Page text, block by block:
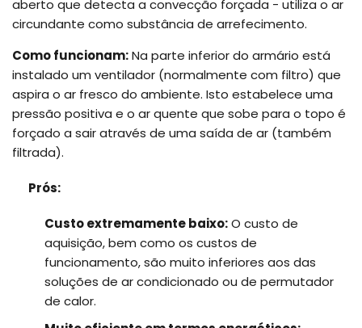
aberto que detecta a convecção forçada - utiliza o ar
circundante como substância de arrefecimento.
Como funcionam:Na parte inferior do armário está
instalado um ventilador (normalmente com filtro) que
aspira o ar fresco do ambiente. Isto estabelece uma
pressão positiva e o ar quente que sobe para o topo é
forçado a sair através de uma saída de ar (também
filtrada).
Prós:
Custo extremamente baixo:O custo de
aquisição, bem como os custos de
funcionamento, são muito inferiores aos das
soluções de ar condicionado ou de permutador
de calor.